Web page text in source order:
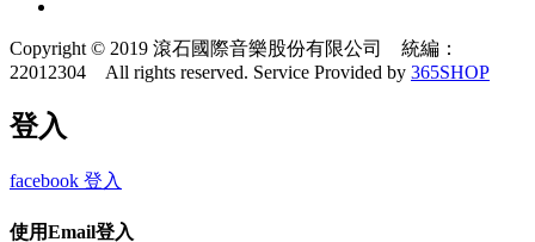
Copyright © 2019 滾石國際音樂股份有限公司 統編：
22012304 All rights reserved. Service Provided by 365SHOP
登入
facebook 登入
使用Email登入